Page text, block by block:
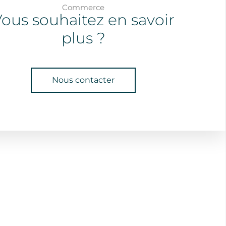
Commerce
souhaitez en savoir
plus ?
Nous contacter